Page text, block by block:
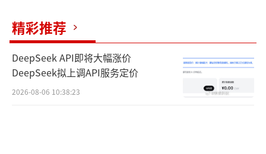
精彩推荐
DeepSeek API即将大幅涨价
DeepSeek拟上调API服务定价
2026-08-06 10:38:23